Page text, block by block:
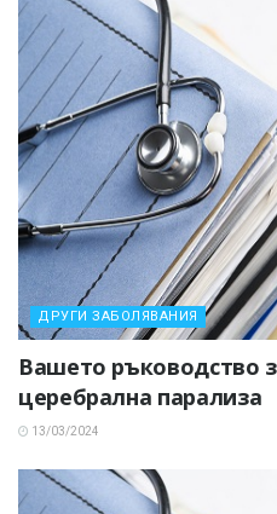
ДРУГИ ЗАБОЛЯВАНИЯ
Вашето ръководство
церебрална парализа
13/03/2024